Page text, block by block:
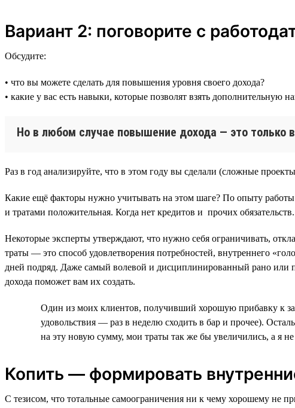
Вариант 2: поговорите с
Обсудите:
• что вы можете сделать для повышения уровня своего дохода?
• какие у вас есть навыки, которые позволят взять
Но в любом случае повышение дохода — это только
Раз в год анализируйте, что в этом году вы сделали (сложные
Какие ещё факторы нужно учитывать на этом шаге? По опыту
и тратами положительная. Когда нет кредитов и прочих обязательств.
Некоторые эксперты утверждают, что нужно себя ограничивать,
траты — это способ удовлетворения потребностей, внутреннего
дней подряд. Даже самый волевой и дисциплинированный рано или
дохода поможет вам их создать.
Один из моих клиентов, получивший хорошую прибавку к
удовольствия — раз в неделю сходить в бар и прочее).
на эту новую сумму, мои траты так же бы увеличились, а я
Копить — формировать
С тезисом, что тотальные самоограничения ни к чему хорошему не